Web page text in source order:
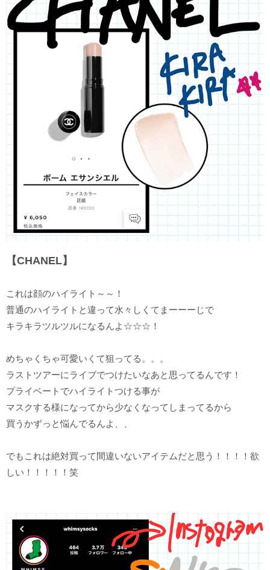
【CHANEL】
これは顔のハイライト～～！
普通のハイライトと違って水々しくてまーーーじで
キラキラツルツルになるんよ☆☆☆！
めちゃくちゃ可愛いくて狙ってる。。。
ラストツアーにライブでつけたいなあと思ってるんです！
プライベートでハイライトつける事が
マスクする様になってから少なくなってしまってるから
買うかずっと悩んでるんよ、、
でもこれは絶対買って間違いないアイテムだと思う！！！！欲
しい！！！！！笑